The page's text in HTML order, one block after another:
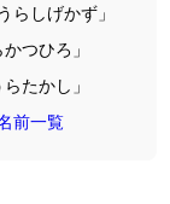
らしげかず」
つひろ」
たかし」
前一覧